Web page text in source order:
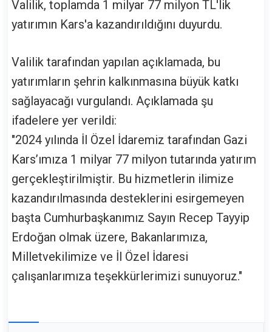
Valilik, toplamda 1 milyar 77 milyon TL'lik
yatırımın Kars'a kazandırıldığını duyurdu.
Valilik tarafından yapılan açıklamada, bu
yatırımların şehrin kalkınmasına büyük katkı
sağlayacağı vurgulandı. Açıklamada şu
ifadelere yer verildi:
"2024 yılında İl Özel İdaremiz tarafından Gazi
Kars’ımıza 1 milyar 77 milyon tutarında yatırım
gerçekleştirilmiştir. Bu hizmetlerin ilimize
kazandırılmasında desteklerini esirgemeyen
başta Cumhurbaşkanımız Sayın Recep Tayyip
Erdoğan olmak üzere, Bakanlarımıza,
Milletvekilimize ve İl Özel İdaresi
çalışanlarımıza teşekkürlerimizi sunuyoruz."